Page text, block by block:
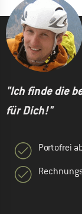
"Ich finde die
für Dich!"
Portofrei